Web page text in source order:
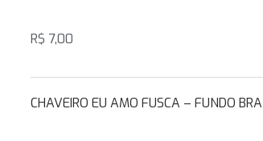
R$ 7,00
CHAVEIRO EU AMO FUSCA – FUNDO